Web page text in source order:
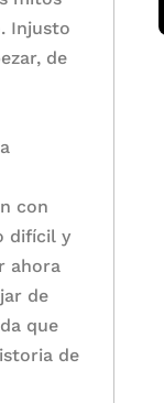
Injusto
de
con
difícil y
ahora
de
que
de